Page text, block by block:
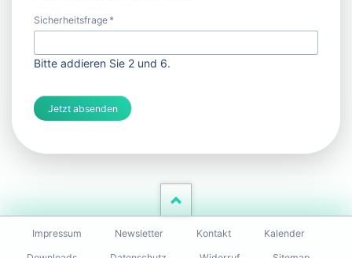
Pflichtfeld
Sicherheitsfrage *
Bitte addieren Sie 2 und 6.
Jetzt absenden
Navigation
überspringen
Impressum Newsletter Kontakt Kalender